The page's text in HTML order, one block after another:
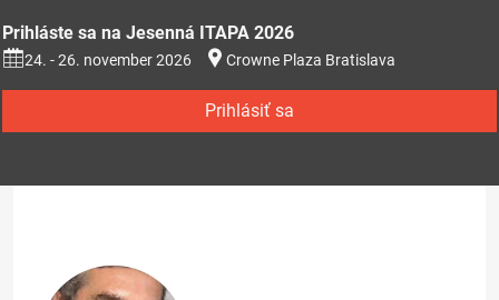
Prihláste sa na Jesenná ITAPA 2026
24. - 26. november 2026 Crowne Plaza Bratislava
Prihlásiť sa